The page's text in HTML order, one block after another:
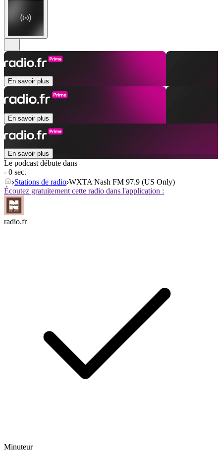
En savoir plus
En savoir plus
En savoir plus
Le podcast débute dans
- 0 sec.
Stations de radio WXTA Nash FM 97.9 (US Only)
Écoutez gratuitement cette radio dans l'application :
radio.fr
Minuteur